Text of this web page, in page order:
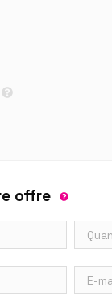
offre